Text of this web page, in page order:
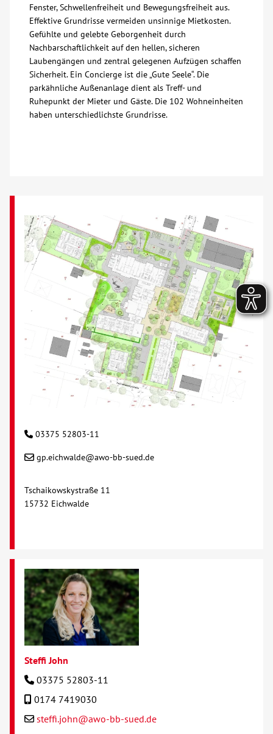
Fenster, Schwellenfreiheit und Bewegungsfreiheit aus.
Effektive Grundrisse vermeiden unsinnige Mietkosten.
Gefühlte und gelebte Geborgenheit durch
Nachbarschaftlichkeit auf den hellen, sicheren
Laubengängen und zentral gelegenen Aufzügen schaffen
Sicherheit. Ein Concierge ist die „Gute Seele“. Die
parkähnliche Außenanlage dient als Treff- und
Ruhepunkt der Mieter und Gäste. Die 102 Wohneinheiten
haben unterschiedlichste Grundrisse.
03375 52803-11
gp.eichwalde@awo-bb-sued.de
Tschaikowskystraße 11
15732 Eichwalde
Steffi John
03375 52803-11
0174 7419030
steffi.john@awo-bb-sued.de